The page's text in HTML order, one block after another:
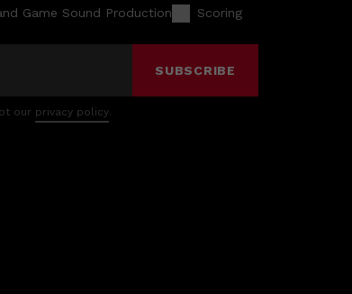
Game Sound Production Scoring
SUBSCRIBE
our privacy policy.